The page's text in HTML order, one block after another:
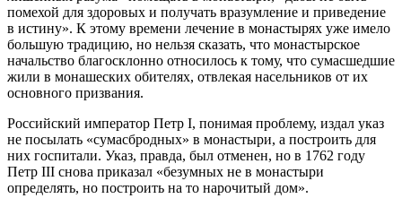
помехой для здоровых и получать вразумление и приведение
в истину». К этому времени лечение в монастырях уже имело
большую традицию, но нельзя сказать, что монастырское
начальство благосклонно относилось к тому, что сумасшедшие
жили в монашеских обителях, отвлекая насельников от их
основного призвания.
Российский император Петр I, понимая проблему, издал указ
не посылать «сумасбродных» в монастыри, а построить для
них госпитали. Указ, правда, был отменен, но в 1762 году
Петр III снова приказал «безумных не в монастыри
определять, но построить на то нарочитый дом».